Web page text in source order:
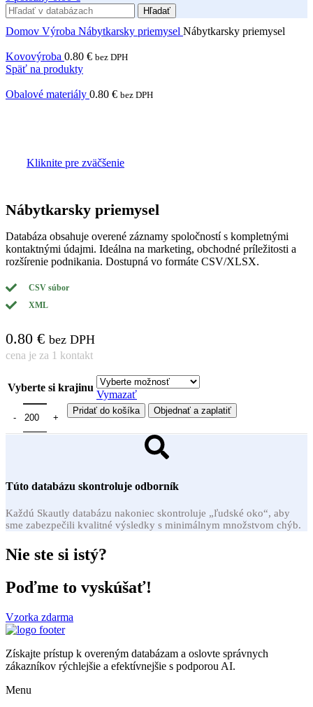
Hľadať
Domov Výroba Nábytkarsky priemysel Nábytkarsky priemysel
Kovovýroba 0.80 € bez DPH
Späť na produkty
Obalové materiály 0.80 € bez DPH
Kliknite pre zväčšenie
Nábytkarsky priemysel
Databáza obsahuje overené záznamy spoločností s kompletnými
kontaktnými údajmi. Ideálna na marketing, obchodné príležitosti a
rozšírenie podnikania. Dostupná vo formáte CSV/XLSX.
CSV súbor
XML
0.80 € bez DPH
cena je za 1 kontakt
Vyberte si krajinu
Vymazať
Pridať do košíka Objednať a zaplatiť
Túto databázu skontroluje odborník
Každú Skautly databázu nakoniec skontroluje „ľudské oko“, aby
sme zabezpečili kvalitné výsledky s minimálnym množstvom chýb.
Nie ste si istý?
Poďme to vyskúšať!
Vzorka zdarma
Získajte prístup k overeným databázam a oslovte správnych
zákazníkov rýchlejšie a efektívnejšie s podporou AI.
Menu